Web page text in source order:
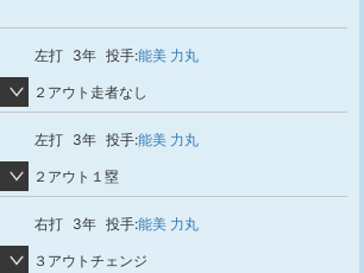
左打 3年 投手:能美 力丸
２アウト走者なし
左打 3年 投手:能美 力丸
２アウト１塁
右打 3年 投手:能美 力丸
３アウトチェンジ